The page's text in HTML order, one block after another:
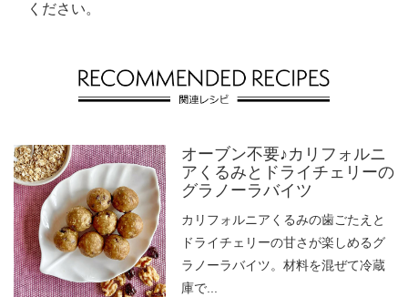
ください。
オーブン不要♪カリフォルニ
アくるみとドライチェリーの
グラノーラバイツ
カリフォルニアくるみの歯ごたえと
ドライチェリーの甘さが楽しめるグ
ラノーラバイツ。材料を混ぜて冷蔵
庫で...